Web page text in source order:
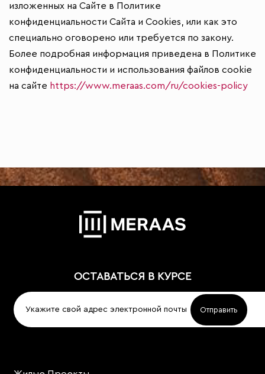
изложенных на Сайте в Политике
конфиденциальности Сайта и Cookies, или как это
специально оговорено или требуется по закону.
Более подробная информация приведена в Политике
конфиденциальности и использования файлов cookie
на сайте https://www.meraas.com/ru/cookies-policy
ОСТАВАТЬСЯ В КУРСЕ